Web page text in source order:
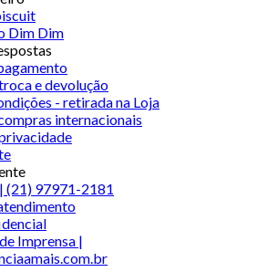
Dim Dim
e devolução
- retirada na Loja
internacionais
(21) 97971-2181
Imprensa |